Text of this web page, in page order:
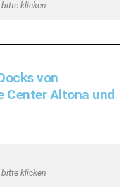
bitte klicken
von
Center Altona und
bitte klicken